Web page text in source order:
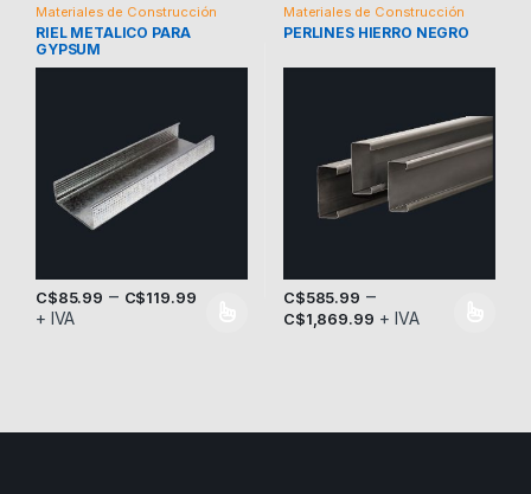
Materiales de Construcción
RIEL METALICO PARA
GYPSUM
C$85.99 – C$119.99
+ IVA
Este producto tiene múltiples variantes. Las opciones se
Materiales de Construcción
PERLINES HIERRO NEGRO
C$585.99 –
C$1,869.99 + IVA
Este producto tiene múltiples